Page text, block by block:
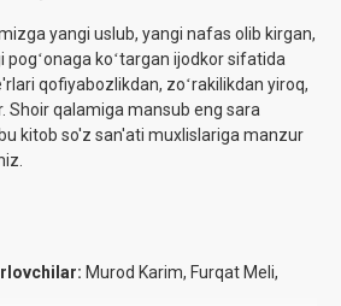
yangi uslub, yangi nafas olib kirgan,
pogʻonaga koʻtargan ijodkor sifatida
qofiyabozlikdan, zoʻrakilikdan yiroq,
Shoir qalamiga mansub eng sara
kitob so'z san'ati muxlislariga manzur
Murod Karim, Furqat Meli,